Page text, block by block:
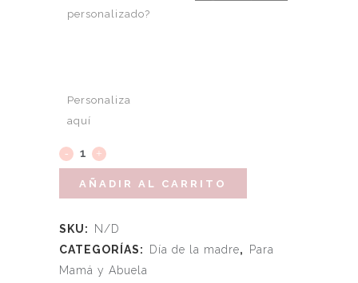
personalizado?
Personaliza
aquí
AÑADIR AL CARRITO
SKU:
N/D
CATEGORÍAS:
Día de la madre,
Para
Mamá y Abuela